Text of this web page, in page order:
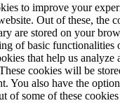
to improve your
Out of these, the
are stored on your
of basic functionalities
that help us analyze
cookies will be
You also have the
of some of these